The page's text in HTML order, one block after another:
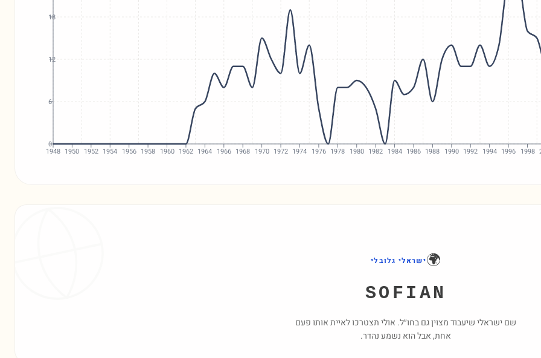
1948 1950 1952 1954 1956 1958 1960 1962 1964 1966 1968 1970 1972 1974 1976 1978 1980 1982 1984 1986 1988 1990 1992 1994 1996 1998
0
6
12
18
🌍ישראלי גלובלי
SOFIAN
שם ישראלי שיעבוד מצוין גם בחו״ל. אולי תצטרכו לאיית אותו פעם
אחת, אבל הוא נשמע נהדר.